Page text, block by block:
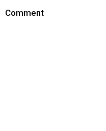
Comment